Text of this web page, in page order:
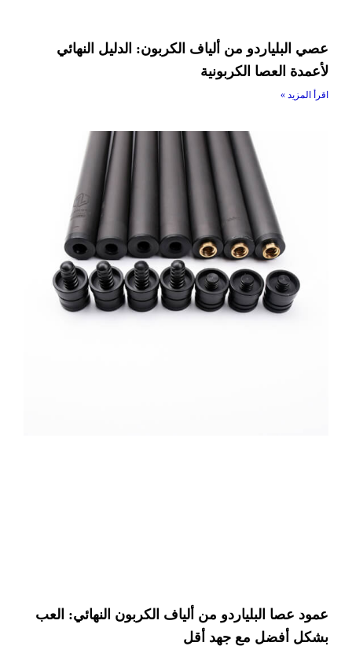
عصي البلياردو من ألياف الكربون: الدليل النهائي
لأعمدة العصا الكربونية
اقرأ المزيد »
عمود عصا البلياردو من ألياف الكربون النهائي: العب
بشكل أفضل مع جهد أقل